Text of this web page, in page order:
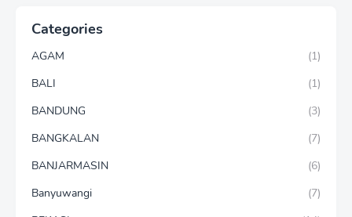
Categories
AGAM
(1)
BALI
(1)
BANDUNG
(3)
BANGKALAN
(7)
BANJARMASIN
(6)
Banyuwangi
(7)